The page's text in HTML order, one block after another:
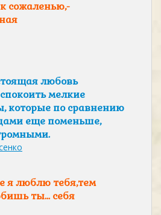
сожаленью,-
любовь
мелкие
которые по сравнению
еще поменьше,
я люблю тебя,тем
ты... себя